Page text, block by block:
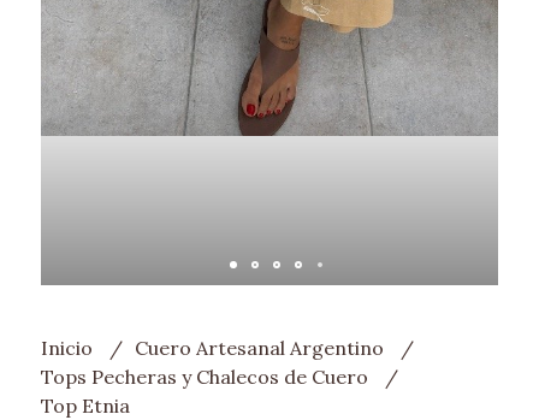
Inicio
Cuero Artesanal Argentino
Tops Pecheras y Chalecos de Cuero
Top Etnia